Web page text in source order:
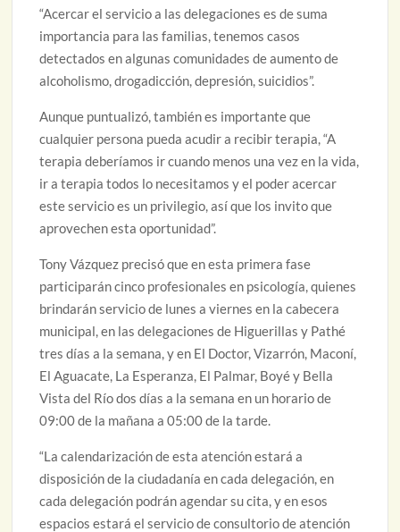
“Acercar el servicio a las delegaciones es de suma
importancia para las familias, tenemos casos
detectados en algunas comunidades de aumento de
alcoholismo, drogadicción, depresión, suicidios”.
Aunque puntualizó, también es importante que
cualquier persona pueda acudir a recibir terapia, “A
terapia deberíamos ir cuando menos una vez en la vida,
ir a terapia todos lo necesitamos y el poder acercar
este servicio es un privilegio, así que los invito que
aprovechen esta oportunidad”.
Tony Vázquez precisó que en esta primera fase
participarán cinco profesionales en psicología, quienes
brindarán servicio de lunes a viernes en la cabecera
municipal, en las delegaciones de Higuerillas y Pathé
tres días a la semana, y en El Doctor, Vizarrón, Maconí,
El Aguacate, La Esperanza, El Palmar, Boyé y Bella
Vista del Río dos días a la semana en un horario de
09:00 de la mañana a 05:00 de la tarde.
“La calendarización de esta atención estará a
disposición de la ciudadanía en cada delegación, en
cada delegación podrán agendar su cita, y en esos
espacios estará el servicio de consultorio de atención